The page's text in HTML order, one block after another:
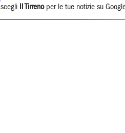
scegli
Il Tirrenoper le tue notizie su